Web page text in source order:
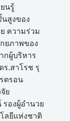
นรู้
สูงของ
ความร่วม
ยภาพของ
กผู้บริหาร
ร.สาโรช รุ
ตรอน
ย
องผู้อำนวย
ลยีแห่งชาติ